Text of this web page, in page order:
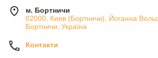
м. Бортничи
02000, Киев (Бортничи), Йоганна
Бортничи, Україна
Контакти